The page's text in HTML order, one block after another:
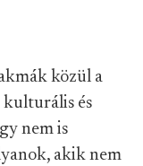
közül a
kulturális és
nem is
akik nem